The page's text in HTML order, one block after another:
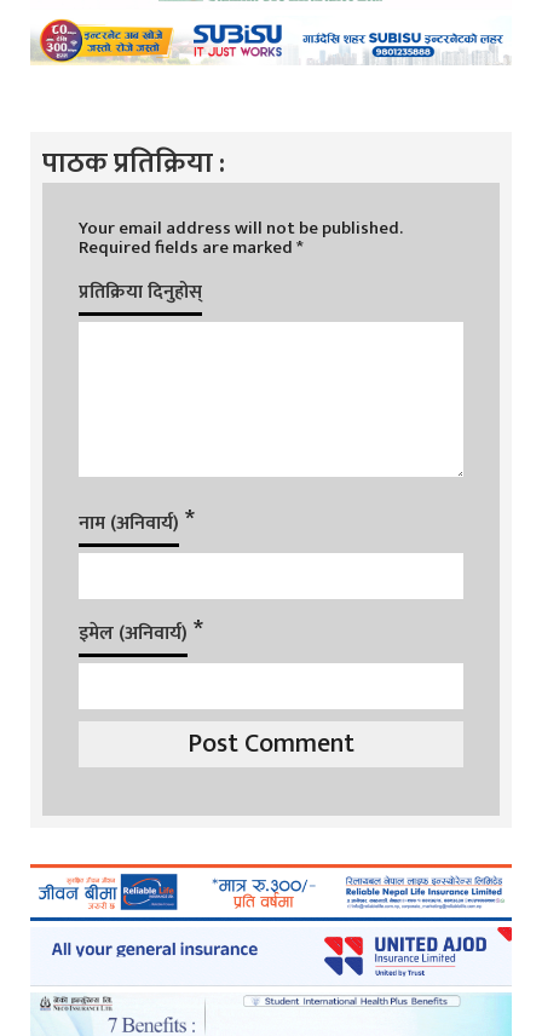
पाठक प्रतिक्रिया :
Your email address will not be published.
Required fields are marked*
प्रतिक्रिया दिनुहोस्
नाम (अनिवार्य) *
इमेल (अनिवार्य) *